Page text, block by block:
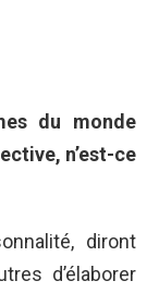
du monde
n’est-ce
diront
d’élaborer